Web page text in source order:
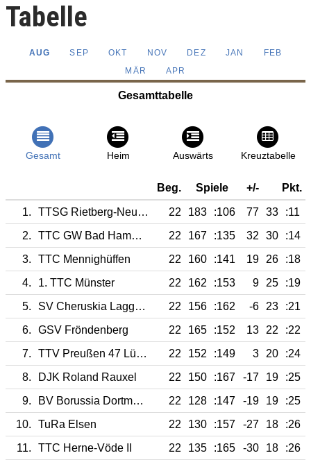
Tabelle
AUG SEP OKT NOV DEZ JAN
FEB
MÄR
APR
Gesamttabelle
Gesamt Heim Auswärts Kreuztabelle
Beg. Spiele +/- Pkt.
1. TTSG Rietberg-Neuenkirchen 22 183 :106 77 33
:11
2.
TTC GW Bad Hamm III 22 167 :135 32 30
:14
3.
TTC Mennighüffen 22 160 :141 19 26
:18
4.
1. TTC Münster 22 162 :153 9 25
:19
5.
SV Cheruskia Laggenbeck 22 156 :162 -6 23
:21
6.
GSV Fröndenberg 22 165 :152 13 22
:22
7.
TTV Preußen 47 Lünen 22 152 :149 3 20
:24
8.
DJK Roland Rauxel 22 150 :167 -17 19
:25
9.
BV Borussia Dortmund III 22 128 :147 -19 19
:25
10.
TuRa Elsen 22 130 :157 -27 18
:26
11.
TTC Herne-Vöde II 22 135 :165 -30 18
:26